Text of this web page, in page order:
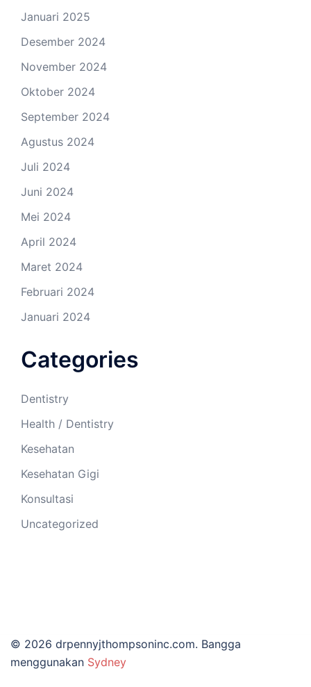
Januari 2025
Desember 2024
November 2024
Oktober 2024
September 2024
Agustus 2024
Juli 2024
Juni 2024
Mei 2024
April 2024
Maret 2024
Februari 2024
Januari 2024
Categories
Dentistry
Health / Dentistry
Kesehatan
Kesehatan Gigi
Konsultasi
Uncategorized
© 2026 drpennyjthompsoninc.com. Bangga
menggunakan Sydney